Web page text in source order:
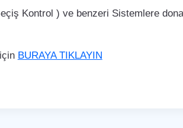
Kontrol ) ve benzeri Sistemlere
BURAYA TIKLAYIN